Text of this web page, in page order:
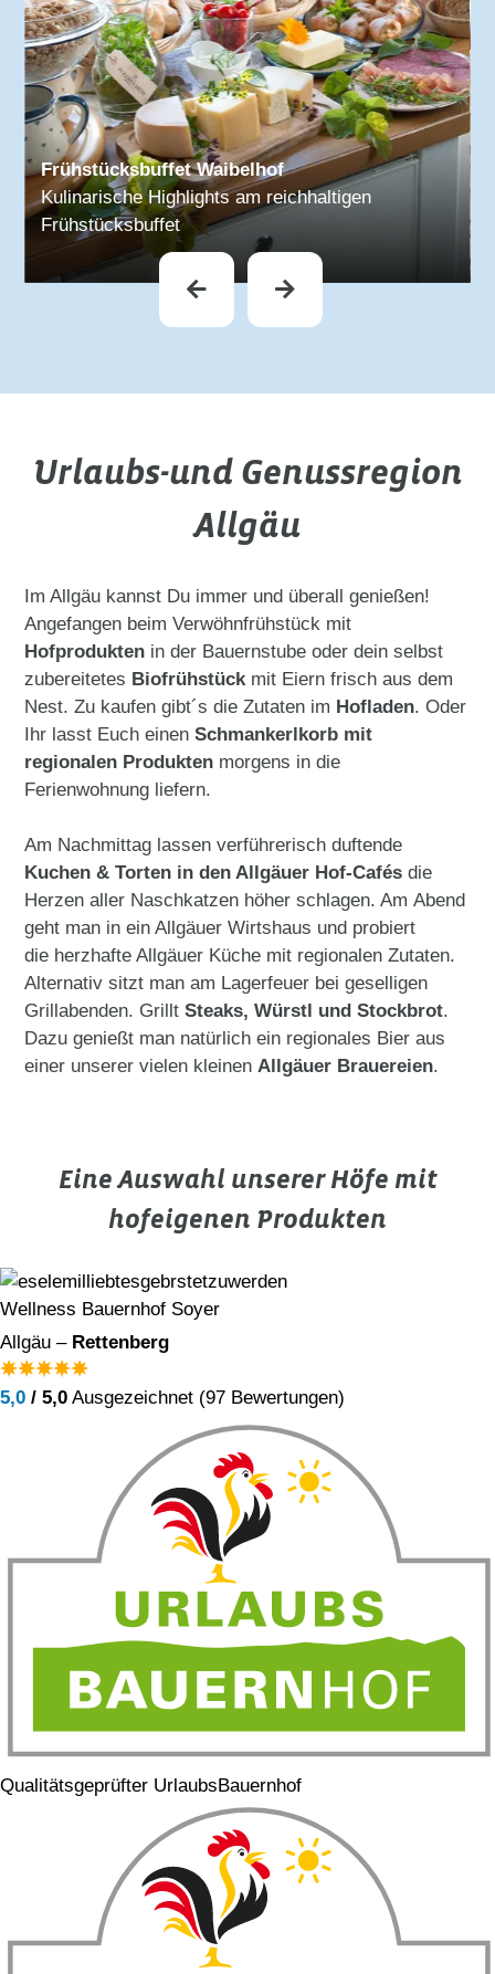
Himbeeren im Garten
Frische Beeren aus dem eigenen Garten
Urlaubs-und Genussregion
Allgäu
Im Allgäu kannst Du immer und überall genießen!
Angefangen beim Verwöhnfrühstück mit
Hofprodukten in der Bauernstube oder dein selbst
zubereitetes Biofrühstück mit Eiern frisch aus dem
Nest. Zu kaufen gibt´s die Zutaten im Hofladen. Oder
Ihr lasst Euch einenSchmankerlkorb mit
regionalen Produkten morgens in die
Ferienwohnung liefern.
Am Nachmittag lassen verführerisch duftende
Kuchen & Torten in den Allgäuer Hof-Cafés die
Herzen aller Naschkatzen höher schlagen. Am Abend
geht man in ein Allgäuer Wirtshaus und probiert
die herzhafte Allgäuer Küche mit regionalen Zutaten.
Alternativ sitzt man am Lagerfeuer bei geselligen
Grillabenden. GrilltSteaks, Würstl und Stockbrot.
Dazu genießt man natürlich ein regionales Bier aus
einer unserer vielen kleinenAllgäuer Brauereien.
Eine Auswahl unserer Höfe mit
hofeigenen Produkten
Wellness Bauernhof Soyer
Allgäu – Rettenberg
5,0 / 5,0 Ausgezeichnet (97 Bewertungen)
Qualitätsgeprüfter UrlaubsBauernhof